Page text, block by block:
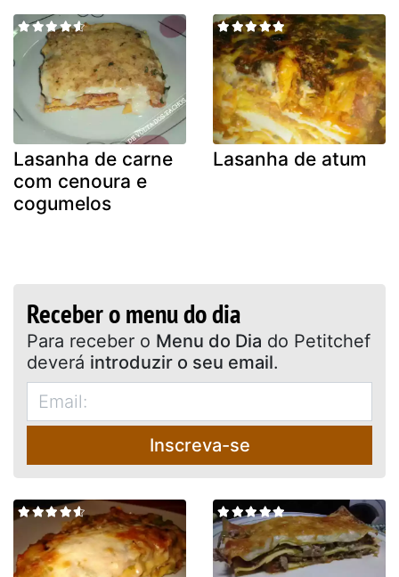
Lasanha de carne
com cenoura e
cogumelos
Lasanha de atum
Receber o menu do dia
Para receber o Menu do Dia do Petitchef
deverá introduzir o seu email.
Inscreva-se